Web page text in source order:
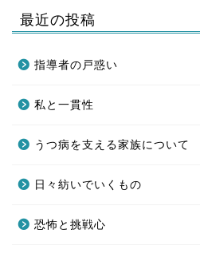
最近の投稿
指導者の戸惑い
私と一貫性
うつ病を支える家族について
日々紡いでいくもの
恐怖と挑戦心